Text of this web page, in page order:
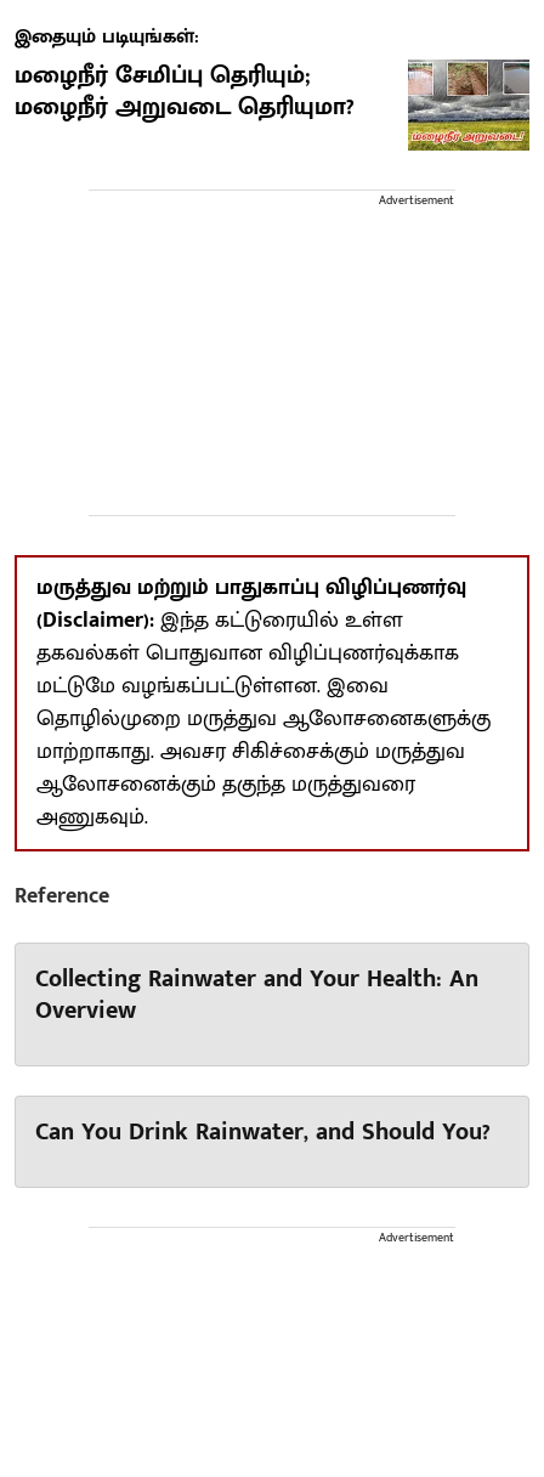
இதையும் படியுங்கள்:
மழைநீர் சேமிப்பு தெரியும்;
மழைநீர் அறுவடை தெரியுமா?
Advertisement
மருத்துவ மற்றும் பாதுகாப்பு விழிப்புணர்வு
(Disclaimer):இந்த கட்டுரையில் உள்ள
தகவல்கள் பொதுவான விழிப்புணர்வுக்காக
மட்டுமே வழங்கப்பட்டுள்ளன. இவை
தொழில்முறை மருத்துவ ஆலோசனைகளுக்கு
மாற்றாகாது. அவசர சிகிச்சைக்கும் மருத்துவ
ஆலோசனைக்கும் தகுந்த மருத்துவரை
அணுகவும்.
Reference
Collecting Rainwater and Your Health: An
Overview
Can You Drink Rainwater, and Should You?
Advertisement